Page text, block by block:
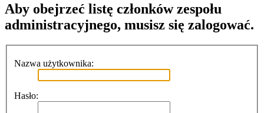
Aby obejrzeć listę członków zespołu
administracyjnego, musisz się zalogować.
Nazwa użytkownika:
Hasło: